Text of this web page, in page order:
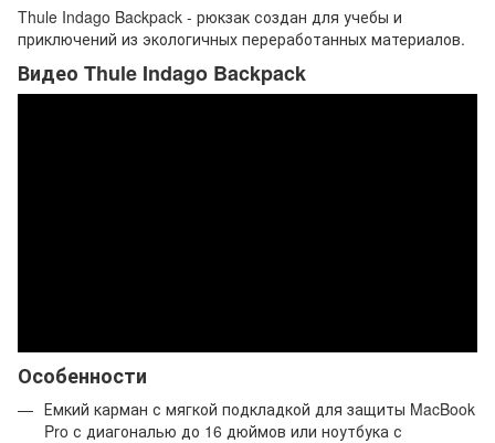
Thule Indago Backpack - рюкзак создан для учебы и
приключений из экологичных переработанных материалов.
Видео Thule Indago Backpack
Особенности
Емкий карман с мягкой подкладкой для защиты MacBook
Pro с диагональю до 16 дюймов или ноутбука с